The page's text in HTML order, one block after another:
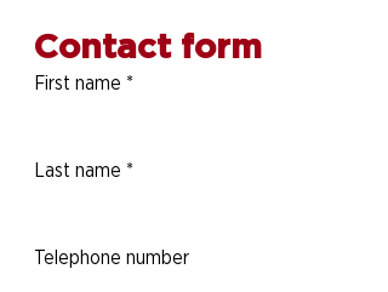
Contact form
First name *
Last name *
Telephone number